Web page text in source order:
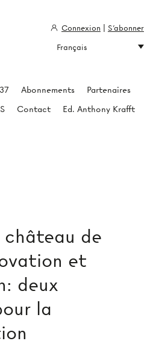
château de
et
deux
la
Abonnements
Partenaires
Contact Ed. Anthony Krafft
Connexion
S'abonner
Français